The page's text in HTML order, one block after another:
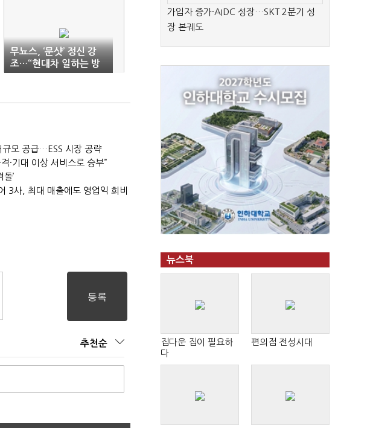
무뇨스, ‘문샷’ 정신 강
조…“현대차 일하는 방
식 닮아”
규모 공급…ESS 시장 공략
·기대 이상 서비스로 승부”
’
3사, 최대 매출에도 영업익 희비
추천순
가입자 증가·AIDC 성장…SKT 2분기 성
장 본궤도
뉴스북
집다운 집이 필요하
다
편의점 전성시대